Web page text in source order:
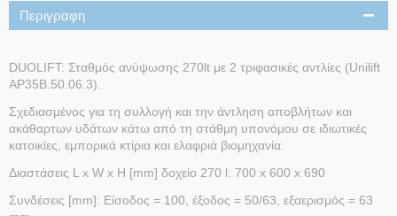
Περιγραφη
DUOLIFT: Σταθμός ανύψωσης 270lt με 2 τριφασικές αντλίες (Unilift
AP35B.50.06.3).
Σχεδιασμένος για τη συλλογή και την άντληση αποβλήτων και
ακάθαρτων υδάτων κάτω από τη στάθμη υπονόμου σε ιδιωτικές
κατοικίες, εμπορικά κτίρια και ελαφριά βιομηχανία.
Διαστάσεις L x W x H [mm] δοχείο 270 l: 700 x 600 x 690
Συνδέσεις [mm]: Είσοδος = 100, έξοδος = 50/63, εξαερισμός = 63